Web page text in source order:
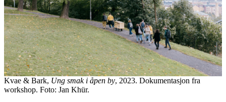
Kvae & Bark, Ung smak i åpen by, 2023. Dokumentasjon fra
workshop. Foto: Jan Khür.